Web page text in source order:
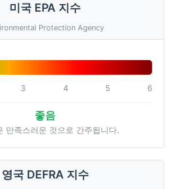
미국 EPA 지수
Protection Agency
3 4 5 6
좋음
만족스러운 것으로 간주됩니다.
영국 DEFRA 지수